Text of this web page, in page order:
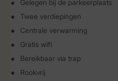
Gelegen bij de parkeerplaats
Twee verdiepingen
Centrale verwarming
Gratis wifi
Bereikbaar via trap
Rookvrij